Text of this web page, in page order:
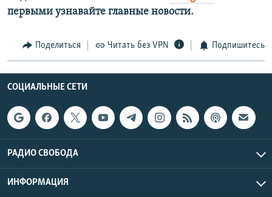
первыми узнавайте главные новости.​
Поделиться Читать без VPN Подпишитесь
СОЦИАЛЬНЫЕ СЕТИ
РАДИО СВОБОДА
ИНФОРМАЦИЯ